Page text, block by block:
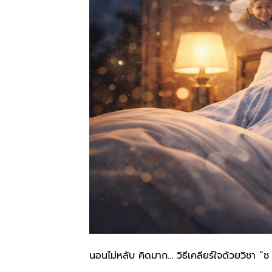
นอนไม่หลับ คิดมาก… วิธีเคลียร์ใจด้วยวิชา “